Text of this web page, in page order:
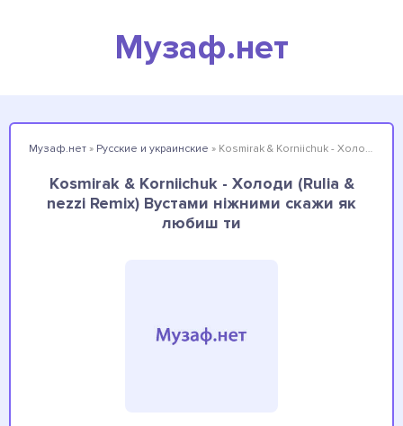
Музаф.нет
Музаф.нет » Русские и украинские » Kosmirak & Korniichuk - Холоди (Rulia & nezzi Remix) Вустами ніжними скажи як любиш ти
Kosmirak & Korniichuk - Холоди (Rulia &
nezzi Remix) Вустами ніжними скажи як
любиш ти